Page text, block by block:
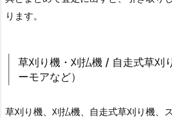
ります。
草刈り機・刈払機 / 自走式草刈
ーモアなど）
草刈り機、刈払機、自走式草刈り機、